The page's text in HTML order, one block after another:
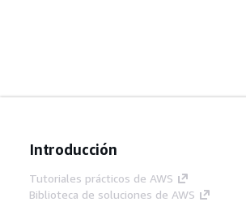
Introducción
Tutoriales prácticos de AWS
Biblioteca de soluciones de AWS